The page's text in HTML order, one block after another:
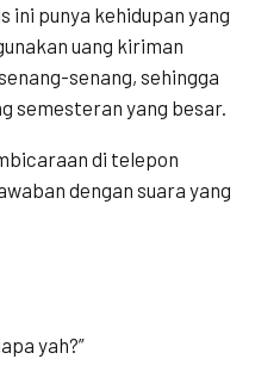
ini punya kehidupan yang
uang kiriman
senang, sehingga
semesteran yang besar.
di telepon
dengan suara yang
yah?”